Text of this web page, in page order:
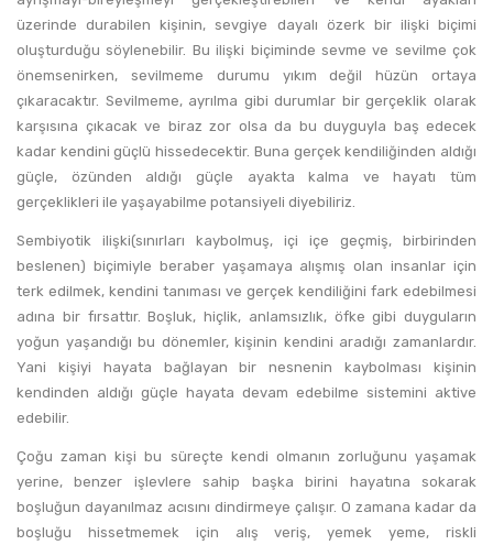
üzerinde durabilen kişinin, sevgiye dayalı özerk bir ilişki biçimi
oluşturduğu söylenebilir. Bu ilişki biçiminde sevme ve sevilme çok
önemsenirken, sevilmeme durumu yıkım değil hüzün ortaya
çıkaracaktır. Sevilmeme, ayrılma gibi durumlar bir gerçeklik olarak
karşısına çıkacak ve biraz zor olsa da bu duyguyla baş edecek
kadar kendini güçlü hissedecektir. Buna gerçek kendiliğinden aldığı
güçle, özünden aldığı güçle ayakta kalma ve hayatı tüm
gerçeklikleri ile yaşayabilme potansiyeli diyebiliriz.
Sembiyotik ilişki(sınırları kaybolmuş, içi içe geçmiş, birbirinden
beslenen) biçimiyle beraber yaşamaya alışmış olan insanlar için
terk edilmek, kendini tanıması ve gerçek kendiliğini fark edebilmesi
adına bir fırsattır. Boşluk, hiçlik, anlamsızlık, öfke gibi duyguların
yoğun yaşandığı bu dönemler, kişinin kendini aradığı zamanlardır.
Yani kişiyi hayata bağlayan bir nesnenin kaybolması kişinin
kendinden aldığı güçle hayata devam edebilme sistemini aktive
edebilir.
Çoğu zaman kişi bu süreçte kendi olmanın zorluğunu yaşamak
yerine, benzer işlevlere sahip başka birini hayatına sokarak
boşluğun dayanılmaz acısını dindirmeye çalışır. O zamana kadar da
boşluğu hissetmemek için alış veriş, yemek yeme, riskli